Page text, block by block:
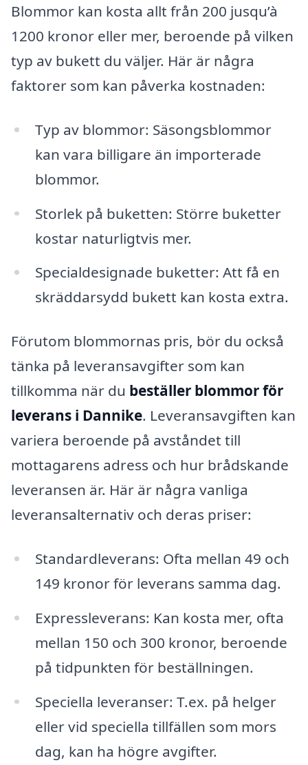
Blommor kan kosta allt från 200 jusqu’à
1200 kronor eller mer, beroende på vilken
typ av bukett du väljer. Här är några
faktorer som kan påverka kostnaden:
Typ av blommor: Säsongsblommor
kan vara billigare än importerade
blommor.
Storlek på buketten: Större buketter
kostar naturligtvis mer.
Specialdesignade buketter: Att få en
skräddarsydd bukett kan kosta extra.
Förutom blommornas pris, bör du också
tänka på leveransavgifter som kan
tillkomma när du beställer blommor för
leverans i Dannike. Leveransavgiften kan
variera beroende på avståndet till
mottagarens adress och hur brådskande
leveransen är. Här är några vanliga
leveransalternativ och deras priser:
Standardleverans: Ofta mellan 49 och
149 kronor för leverans samma dag.
Expressleverans: Kan kosta mer, ofta
mellan 150 och 300 kronor, beroende
på tidpunkten för beställningen.
Speciella leveranser: T.ex. på helger
eller vid speciella tillfällen som mors
dag, kan ha högre avgifter.